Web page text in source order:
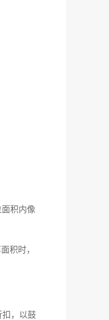
积内像
积时，
扣，以鼓